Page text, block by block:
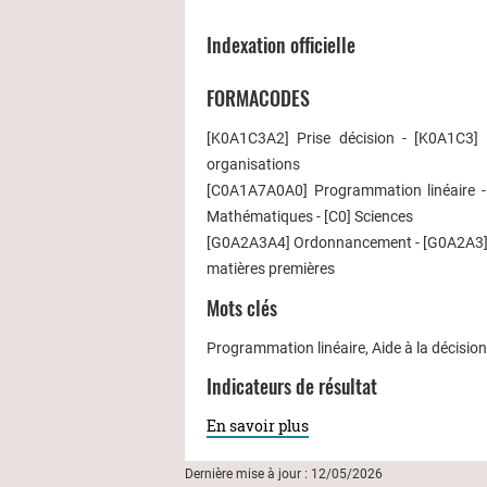
Indexation officielle
FORMACODES
[K0A1C3A2] Prise décision -
organisations
[C0A1A7A0A0] Programmation linéaire
Mathématiques - [C0] Sciences
[G0A2A3A4] Ordonnancement -
matières premières
Mots clés
Programmation linéaire, Aide à la
Indicateurs de résultat
En savoir plus
Dernière mise à jour : 12/05/2026